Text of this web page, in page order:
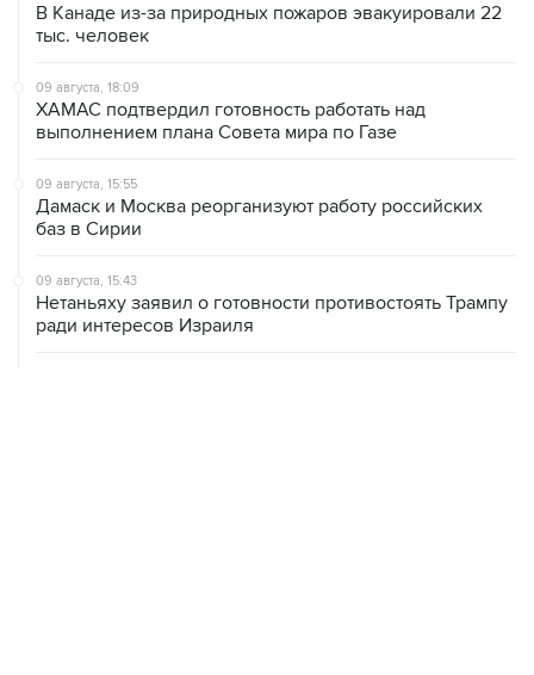
В Канаде из-за природных пожаров эвакуировали 22
тыс. человек
09 августа, 18:09
ХАМАС подтвердил готовность работать над
выполнением плана Совета мира по Газе
09 августа, 15:55
Дамаск и Москва реорганизуют работу российских
баз в Сирии
09 августа, 15:43
Нетаньяху заявил о готовности противостоять Трампу
ради интересов Израиля